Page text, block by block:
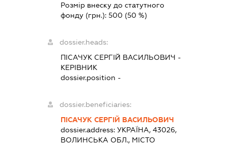
Розмір внеску до статутного
фонду (грн.):500 (50 %)
dossier.heads:
ПІСАЧУК СЕРГІЙ ВАСИЛЬОВИЧ -
КЕРІВНИК
dossier.position -
dossier.beneficiaries:
ПІСАЧУК СЕРГІЙ ВАСИЛЬОВИЧ
dossier.address:УКРАЇНА, 43026,
ВОЛИНСЬКА ОБЛ., МІСТО